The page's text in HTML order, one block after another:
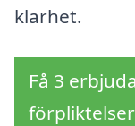
klarhet.
Få 3
förpliktelser